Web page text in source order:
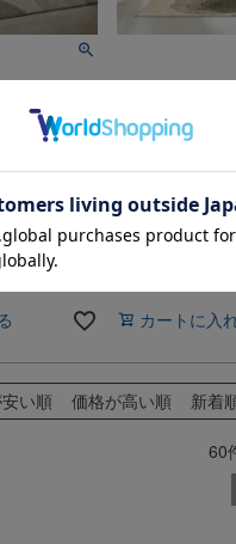
｜全6色｜
対応・遊び
ェ価格
シュ｜ラグ｜
3色｜防炎・制
カーペットマ
165,000
カートに入
い順 価格が高い順 新着
60